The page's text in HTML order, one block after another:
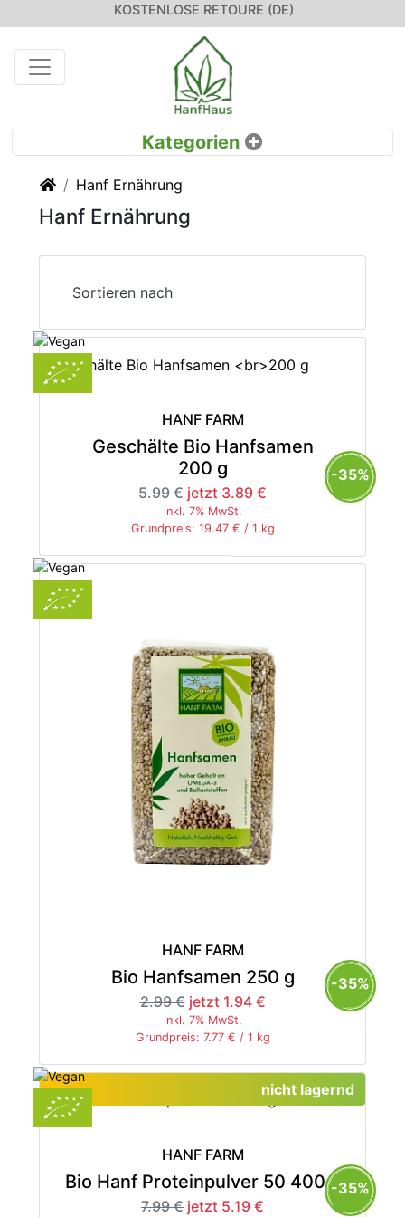
KOSTENLOSE RETOURE (DE)
Startseite
Hanf Ernährung
Hanf Ernährung
Sortieren nach
HANF FARM
Geschälte Bio Hanfsamen
200 g
5.99 € jetzt 3.89 €
inkl. 7% MwSt.
Grundpreis: 19.47 € / 1 kg
-35%
HANF FARM
Bio Hanfsamen 250 g
2.99 € jetzt 1.94 €
inkl. 7% MwSt.
Grundpreis: 7.77 € / 1 kg
-35%
HANF FARM
Bio Hanf Proteinpulver 50 400 g
7.99 € jetzt 5.19 €
nicht lagernd
-35%